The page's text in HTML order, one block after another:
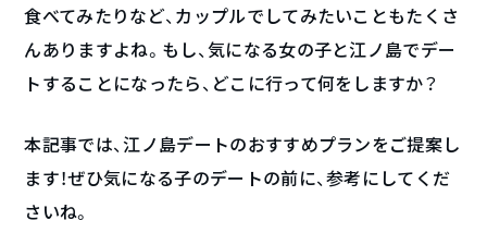
食べてみたりなど、カップルでしてみたいこともたくさ
んありますよね。もし、気になる女の子と江ノ島でデー
トすることになったら、どこに行って何をしますか？
本記事では、江ノ島デートのおすすめプランをご提案し
ます！ぜひ気になる子のデートの前に、参考にしてくだ
さいね。